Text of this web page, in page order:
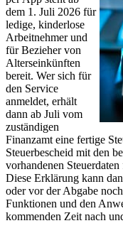
dem 1. Juli 2026 für
ledige, kinderlose
Arbeitnehmer und
für Bezieher von
Alterseinkünften
bereit. Wer sich für
den Service
anmeldet, erhält
dann ab Juli vom
zuständigen
Finanzamt eine fertige
Steuerbescheid mit den
vorhandenen
Diese Erklärung kann
oder vor der Abgabe
Funktionen und den
kommenden Zeit nach